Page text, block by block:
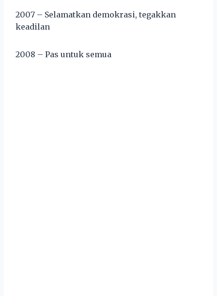
2007 – Selamatkan demokrasi, tegakkan
keadilan
2008 – Pas untuk semua